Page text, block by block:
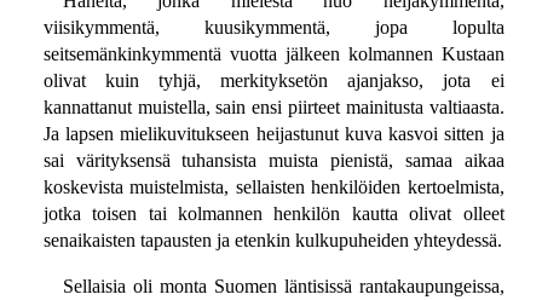
viisikymmentä, kuusikymmentä, jopa lopulta
seitsemänkinkymmentä vuotta jälkeen kolmannen Kustaan
olivat kuin tyhjä, merkityksetön ajanjakso, jota ei
kannattanut muistella, sain ensi piirteet mainitusta valtiaasta.
Ja lapsen mielikuvitukseen heijastunut kuva kasvoi sitten ja
sai värityksensä tuhansista muista pienistä, samaa aikaa
koskevista muistelmista, sellaisten henkilöiden kertoelmista,
jotka toisen tai kolmannen henkilön kautta olivat olleet
senaikaisten tapausten ja etenkin kulkupuheiden yhteydessä.
Sellaisia oli monta Suomen läntisissä rantakaupungeissa,